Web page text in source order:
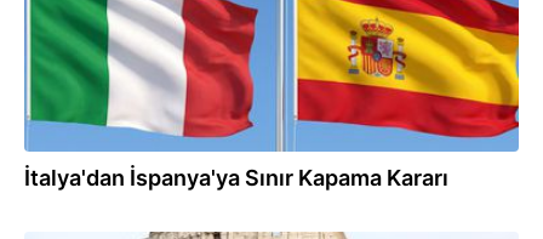
İtalya'dan İspanya'ya Sınır Kapama Kararı